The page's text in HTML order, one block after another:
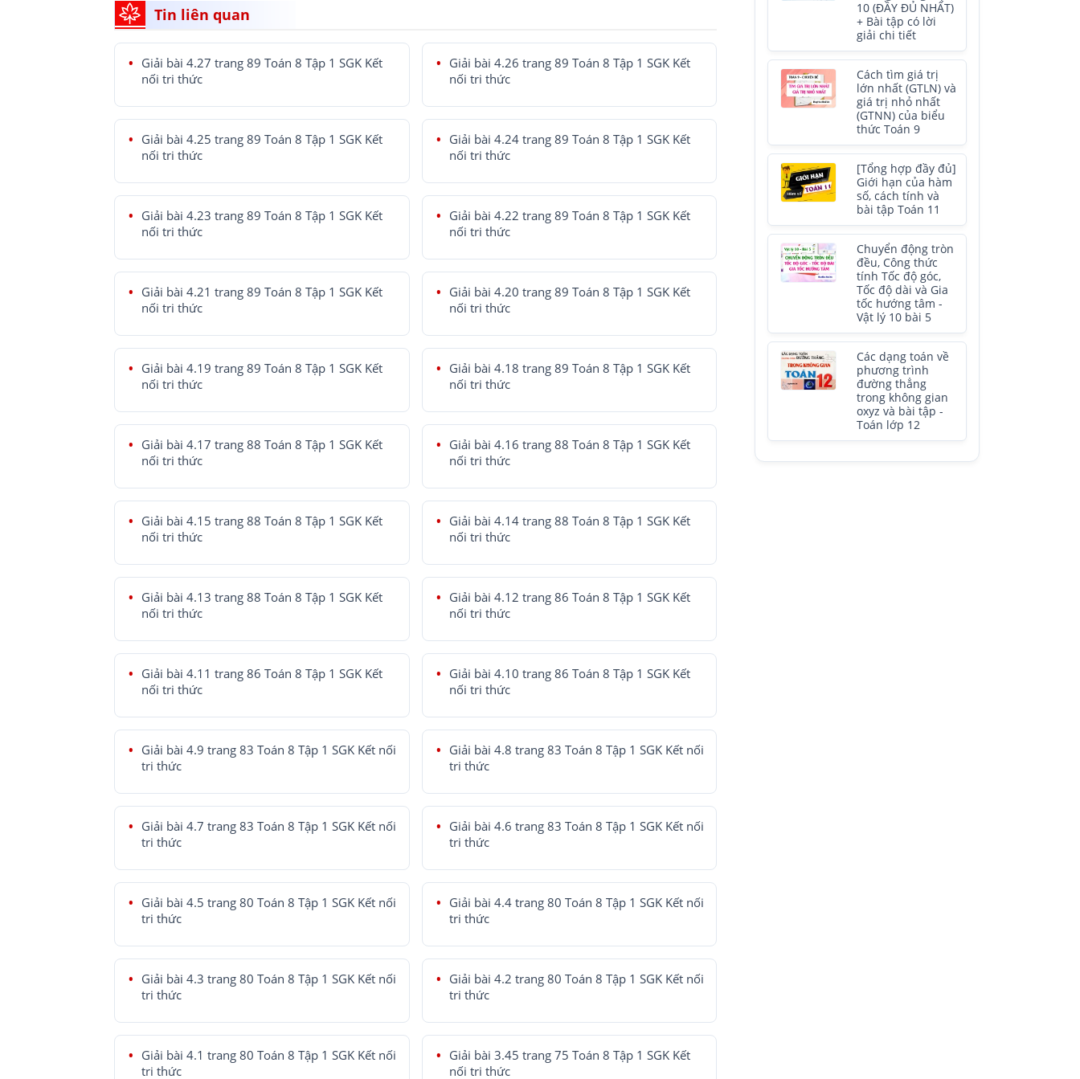
Tin liên quan
Giải bài 4.27 trang 89 Toán 8 Tập 1 SGK Kết
nối tri thức
Giải bài 4.26 trang 89 Toán 8 Tập 1 SGK Kết
nối tri thức
Giải bài 4.25 trang 89 Toán 8 Tập 1 SGK Kết
nối tri thức
Giải bài 4.24 trang 89 Toán 8 Tập 1 SGK Kết
nối tri thức
Giải bài 4.23 trang 89 Toán 8 Tập 1 SGK Kết
nối tri thức
Giải bài 4.22 trang 89 Toán 8 Tập 1 SGK Kết
nối tri thức
Giải bài 4.21 trang 89 Toán 8 Tập 1 SGK Kết
nối tri thức
Giải bài 4.20 trang 89 Toán 8 Tập 1 SGK Kết
nối tri thức
Giải bài 4.19 trang 89 Toán 8 Tập 1 SGK Kết
nối tri thức
Giải bài 4.18 trang 89 Toán 8 Tập 1 SGK Kết
nối tri thức
Giải bài 4.17 trang 88 Toán 8 Tập 1 SGK Kết
nối tri thức
Giải bài 4.16 trang 88 Toán 8 Tập 1 SGK Kết
nối tri thức
Giải bài 4.15 trang 88 Toán 8 Tập 1 SGK Kết
nối tri thức
Giải bài 4.14 trang 88 Toán 8 Tập 1 SGK Kết
nối tri thức
Giải bài 4.13 trang 88 Toán 8 Tập 1 SGK Kết
nối tri thức
Giải bài 4.12 trang 86 Toán 8 Tập 1 SGK Kết
nối tri thức
Giải bài 4.11 trang 86 Toán 8 Tập 1 SGK Kết
nối tri thức
Giải bài 4.10 trang 86 Toán 8 Tập 1 SGK Kết
nối tri thức
Giải bài 4.9 trang 83 Toán 8 Tập 1 SGK Kết nối
tri thức
Giải bài 4.8 trang 83 Toán 8 Tập 1 SGK Kết nối
tri thức
Giải bài 4.7 trang 83 Toán 8 Tập 1 SGK Kết nối
tri thức
Giải bài 4.6 trang 83 Toán 8 Tập 1 SGK Kết nối
tri thức
Giải bài 4.5 trang 80 Toán 8 Tập 1 SGK Kết nối
tri thức
Giải bài 4.4 trang 80 Toán 8 Tập 1 SGK Kết nối
tri thức
Giải bài 4.3 trang 80 Toán 8 Tập 1 SGK Kết nối
tri thức
Giải bài 4.2 trang 80 Toán 8 Tập 1 SGK Kết nối
tri thức
Giải bài 4.1 trang 80 Toán 8 Tập 1 SGK Kết nối
tri thức
Giải bài 3.45 trang 75 Toán 8 Tập 1 SGK Kết
nối tri thức
10 (ĐẦY ĐỦ NHẤT)
+ Bài tập có lời
giải chi tiết
Cách tìm giá trị
lớn nhất (GTLN) và
giá trị nhỏ nhất
(GTNN) của biểu
thức Toán 9
[Tổng hợp đầy đủ]
Giới hạn của hàm
số, cách tính và
bài tập Toán 11
Chuyển động tròn
đều, Công thức
tính Tốc độ góc,
Tốc độ dài và Gia
tốc hướng tâm -
Vật lý 10 bài 5
Các dạng toán về
phương trình
đường thẳng
trong không gian
oxyz và bài tập -
Toán lớp 12